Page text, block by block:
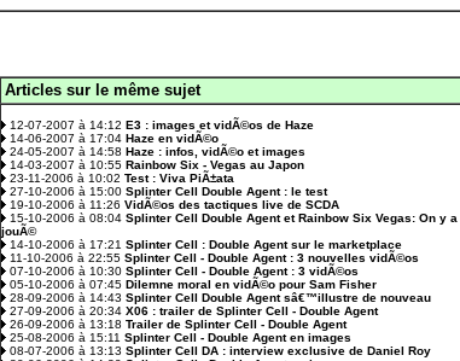
Articles sur le même sujet
12-07-2007 à 14:12 E3 : images et vidÃ©os de Haze
14-06-2007 à 17:04 Haze en vidÃ©o
24-05-2007 à 14:58 Haze : infos, vidÃ©o et images
14-03-2007 à 10:55 Rainbow Six - Vegas au Japon
23-11-2006 à 10:02 Test : Viva PiÃ±ata
27-10-2006 à 15:00 Splinter Cell Double Agent : le test
19-10-2006 à 11:26 VidÃ©os des tactiques live de SCDA
15-10-2006 à 08:04 Splinter Cell Double Agent et Rainbow Six Vegas: On y a
jouÃ©
14-10-2006 à 17:21 Splinter Cell : Double Agent sur le marketplace
11-10-2006 à 22:55 Splinter Cell - Double Agent : 3 nouvelles vidÃ©os
07-10-2006 à 10:30 Splinter Cell - Double Agent : 3 vidÃ©os
05-10-2006 à 07:45 Dilemne moral en vidÃ©o pour Sam Fisher
28-09-2006 à 14:43 Splinter Cell Double Agent sâ€™illustre de nouveau
27-09-2006 à 20:34 X06 : trailer de Splinter Cell - Double Agent
26-09-2006 à 13:18 Trailer de Splinter Cell - Double Agent
25-08-2006 à 15:11 Splinter Cell - Double Agent en images
08-07-2006 à 13:13 Splinter Cell DA : interview exclusive de Daniel Roy